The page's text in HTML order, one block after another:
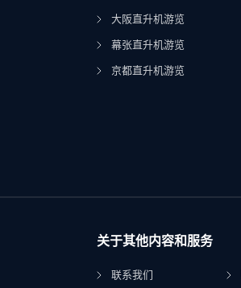
大阪直升机游览
幕张直升机游览
京都直升机游览
关于其他内容和服务
联系我们